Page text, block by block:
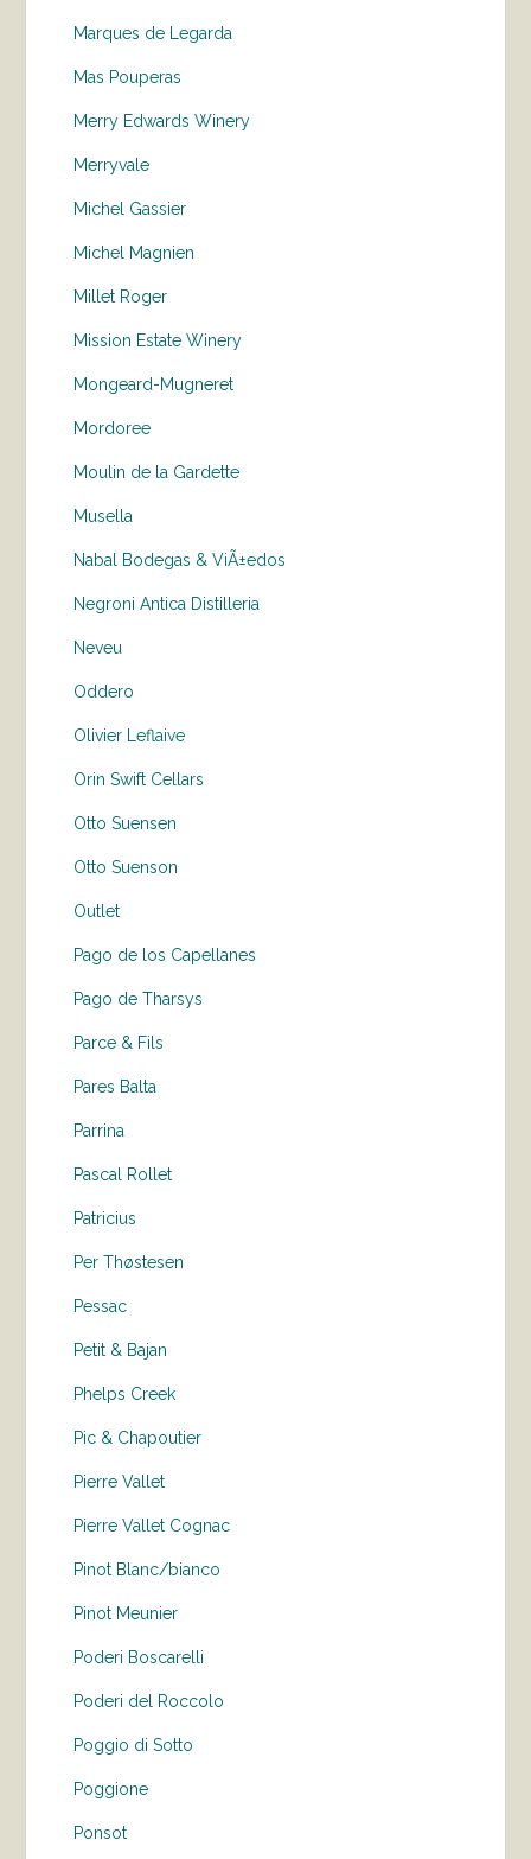
Marques de Legarda
Mas Pouperas
Merry Edwards Winery
Merryvale
Michel Gassier
Michel Magnien
Millet Roger
Mission Estate Winery
Mongeard-Mugneret
Mordoree
Moulin de la Gardette
Musella
Nabal Bodegas & ViÃ±edos
Negroni Antica Distilleria
Neveu
Oddero
Olivier Leflaive
Orin Swift Cellars
Otto Suensen
Otto Suenson
Outlet
Pago de los Capellanes
Pago de Tharsys
Parce & Fils
Pares Balta
Parrina
Pascal Rollet
Patricius
Per Thøstesen
Pessac
Petit & Bajan
Phelps Creek
Pic & Chapoutier
Pierre Vallet
Pierre Vallet Cognac
Pinot Blanc/bianco
Pinot Meunier
Poderi Boscarelli
Poderi del Roccolo
Poggio di Sotto
Poggione
Ponsot